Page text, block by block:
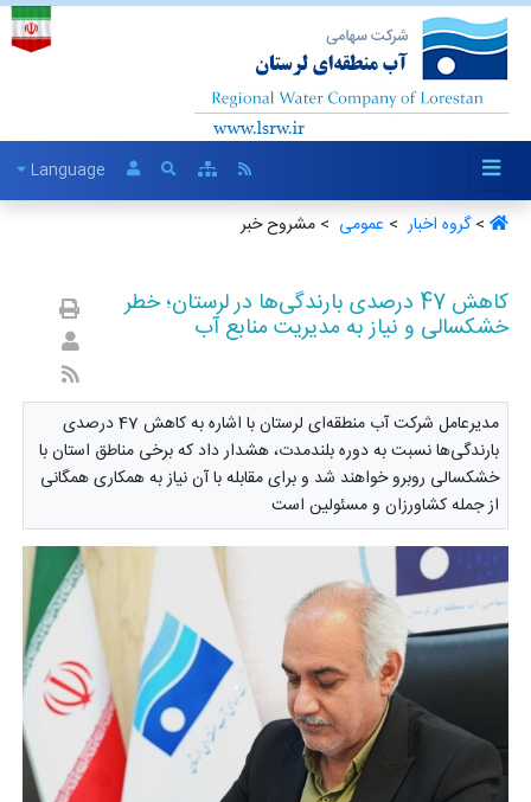
Language
>گروه اخبار ‏ > عمومی ‏ > مشروح خبر
کاهش 47 درصدی بارندگی‌ها در لرستان؛ خطر
خشکسالی و نیاز به مدیریت منابع آب
مدیرعامل شرکت آب منطقه‌ای لرستان با اشاره به کاهش 47 درصدی
بارندگی‌ها نسبت به دوره بلندمدت، هشدار داد که برخی مناطق استان با
خشکسالی روبرو خواهند شد و برای مقابله با آن نیاز به همکاری همگانی
از جمله کشاورزان و مسئولین است